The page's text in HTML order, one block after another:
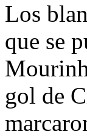
Los
que se
gol de